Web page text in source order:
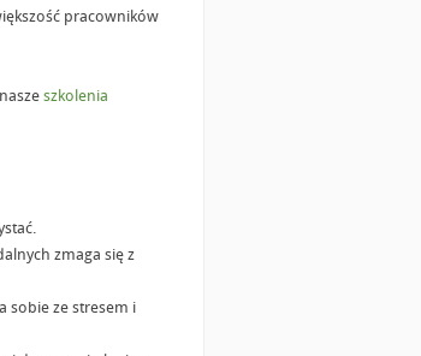
pracowników
szkolenia
zmaga się z
sobie ze stresem i